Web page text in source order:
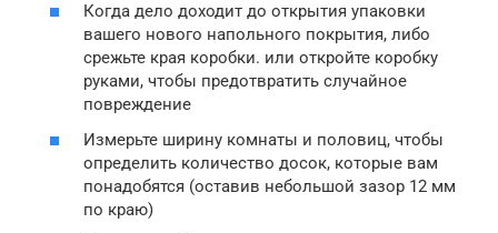
Когда дело доходит до открытия упаковки
вашего нового напольного покрытия, либо
срежьте края коробки. или откройте коробку
руками, чтобы предотвратить случайное
повреждение
Измерьте ширину комнаты и половиц, чтобы
определить количество досок, которые вам
понадобятся (оставив небольшой зазор 12 мм
по краю)